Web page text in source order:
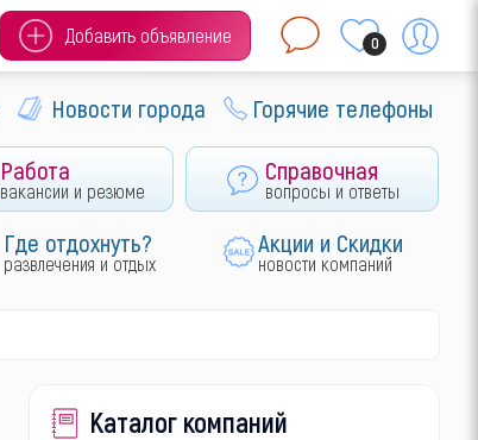
Добавить объявление 0
Новости города Горячие телефоны
Работа
вакансии и резюме
Справочная
вопросы и ответы
Где отдохнуть?
развлечения и отдых
Акции и Скидки
новости компаний
Каталог компаний